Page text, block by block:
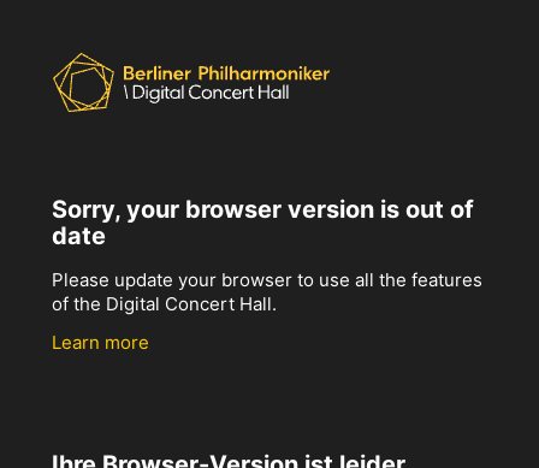
Sorry, your browser version is out of
date
Please update your browser to use all the features
of the Digital Concert Hall.
Learn more